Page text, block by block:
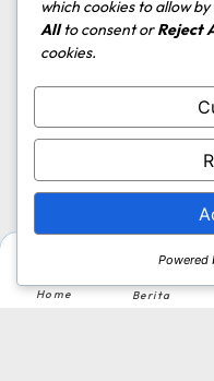
Home Berita
which cookies to allow
Allto consent orReject
cookies.
Powered